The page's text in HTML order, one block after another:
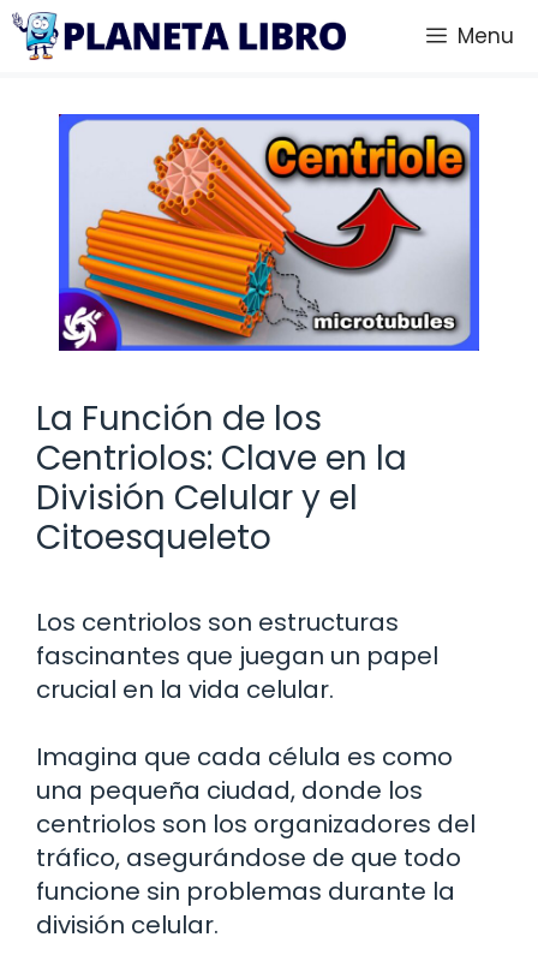
Saltar
Menu
La Función de los
Centriolos: Clave en la
División Celular y el
Citoesqueleto
Los centriolos son estructuras
fascinantes que juegan un papel
crucial en la vida celular.
Imagina que cada célula es como
una pequeña ciudad, donde los
centriolos son los organizadores del
tráfico, asegurándose de que todo
funcione sin problemas durante la
división celular.